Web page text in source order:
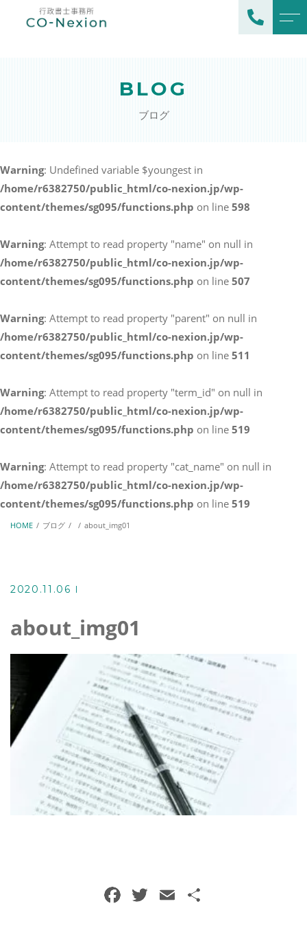
ビザ更新・変更（留学など
から就労に変更）
永住・帰化申請
料金表
お知らせ
お問い合わせ
03-6823-8603
メールでのお問い合わせ
CONTACT
BLOG
ブログ
Warning: Undefined variable $youngest in
/home/r6382750/public_html/co-nexion.jp/wp-
content/themes/sg095/functions.php on line 598
Warning: Attempt to read property "name" on null in
/home/r6382750/public_html/co-nexion.jp/wp-
content/themes/sg095/functions.php on line 507
Warning: Attempt to read property "parent" on null in
/home/r6382750/public_html/co-nexion.jp/wp-
content/themes/sg095/functions.php on line 511
Warning: Attempt to read property "term_id" on null in
/home/r6382750/public_html/co-nexion.jp/wp-
content/themes/sg095/functions.php on line 519
Warning: Attempt to read property "cat_name" on null in
/home/r6382750/public_html/co-nexion.jp/wp-
content/themes/sg095/functions.php on line 519
HOME ブログ about_img01
2020.11.06
about_img01
F T E